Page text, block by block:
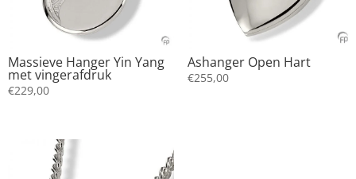
Massieve Hanger Yin Yang
met vingerafdruk
€229,00
Ashanger Open Hart
€255,00